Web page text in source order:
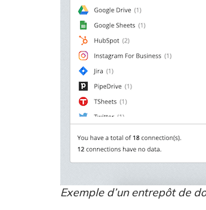
Exemple d’un entrepôt de